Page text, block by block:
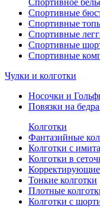
Спортивное
Спортивные
Спортивные
Спортивные
Спортивные
Спортивные
Чулки и колготки
Носочки и
Повязки на
Колготки
Фантазийные
Колготки с
Колготки в
Корректирующие
Тонкие колготки
Плотные
Колготки с